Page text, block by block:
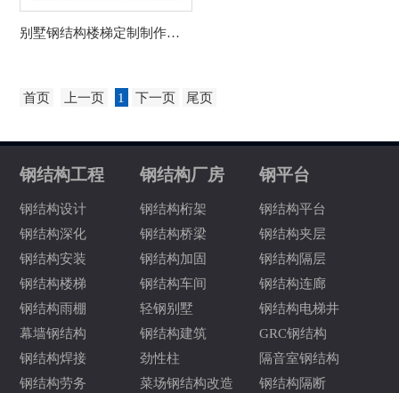
别墅钢结构楼梯定制制作要点
首页 上一页 1 下一页 尾页
钢结构工程
钢结构设计
钢结构深化
钢结构安装
钢结构楼梯
钢结构雨棚
幕墙钢结构
钢结构焊接
钢结构劳务
钢结构厂房
钢结构桁架
钢结构桥梁
钢结构加固
钢结构车间
轻钢别墅
钢结构建筑
劲性柱
菜场钢结构改造
钢平台
钢结构平台
钢结构夹层
钢结构隔层
钢结构连廊
钢结构电梯井
GRC钢结构
隔音室钢结构
钢结构隔断